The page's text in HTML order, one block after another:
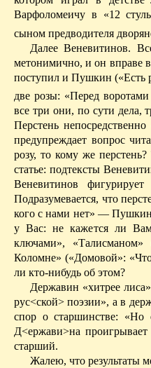
Варфоломеичу в «12
сыном предводителя
Далее Веневитинов.
метонимично, и он вправе
поступил и Пушкин («Есть
две розы: «Перед
все три они, по сути дела,
Перстень
преду­преждает вопрос
розу, то кому же
статье: подтексты
Веневитинов
Подразумевается, что
кого с нами нет» —
у Вас: не кажется ли
ключами»,
Коломне» («Домовой»:
ли кто-нибудь об этом?
Державин «хитрее
рус<ской> поэзии», а в
спор о старшинстве: «Но
Д<ержави>на проигрывает
старший.
Жалею, что результаты